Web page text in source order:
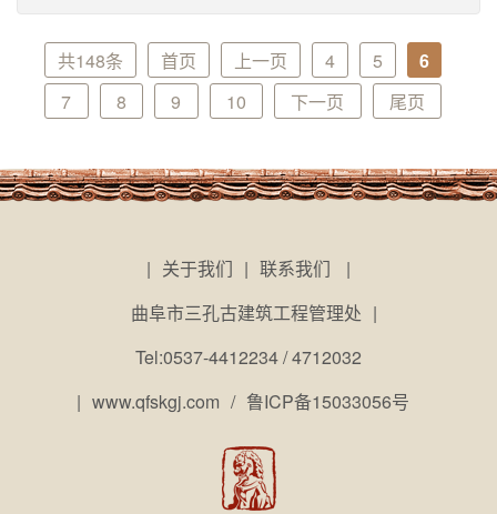
共148条 首页 上一页 4 5
6
7
8 9 10 下一页 尾页
| 关于我们 | 联系我们
|
曲阜市三孔古建筑工程管理处 |
Tel:0537-4412234 / 4712032
| www.qfskgj.com / 鲁ICP备15033056号